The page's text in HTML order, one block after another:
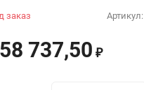
Артикул:
заказ
737,50 ₽